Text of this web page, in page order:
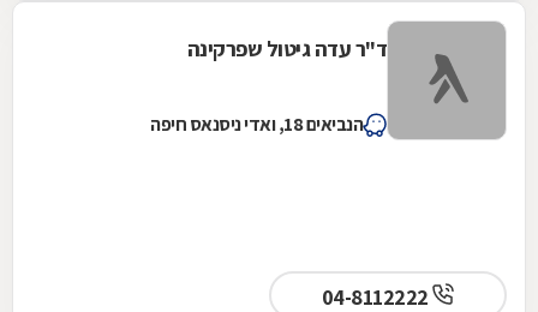
ד"ר עדה גיטול שפרקינה
הנביאים 18, ואדי ניסנאס חיפה
04-8112222